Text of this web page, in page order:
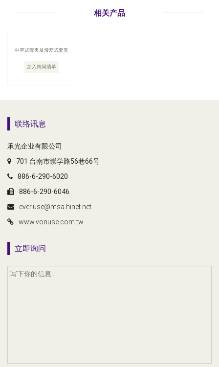
相关产品
中空式套夹及滑差式套夹
加入询问清单
联络讯息
承光企业有限公司
701 台南市崇学路56巷66号
886-6-290-6020
886-6-290-6046
ever.use@msa.hinet.net
www.vonuse.com.tw
立即询问